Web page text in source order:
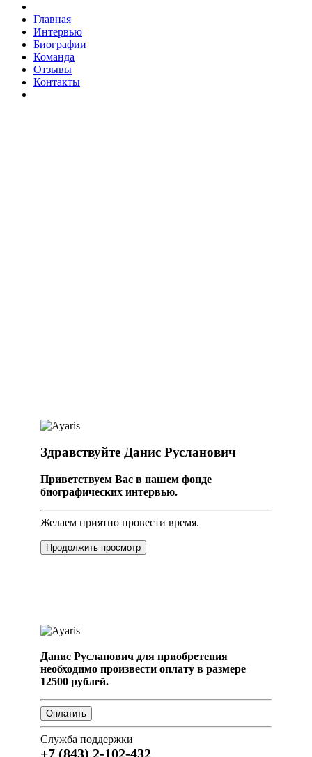
Главная
Интервью
Биографии
Команда
Отзывы
Контакты
Здравствуйте Данис Русланович
Приветствуем Вас в нашем фонде
биографических интервью.
Желаем приятно провести время.
Продолжить просмотр
Данис Русланович для приобретения
необходимо произвести оплату в размере
12500 рублей.
Служба поддержки
+7 (843) 2-102-432